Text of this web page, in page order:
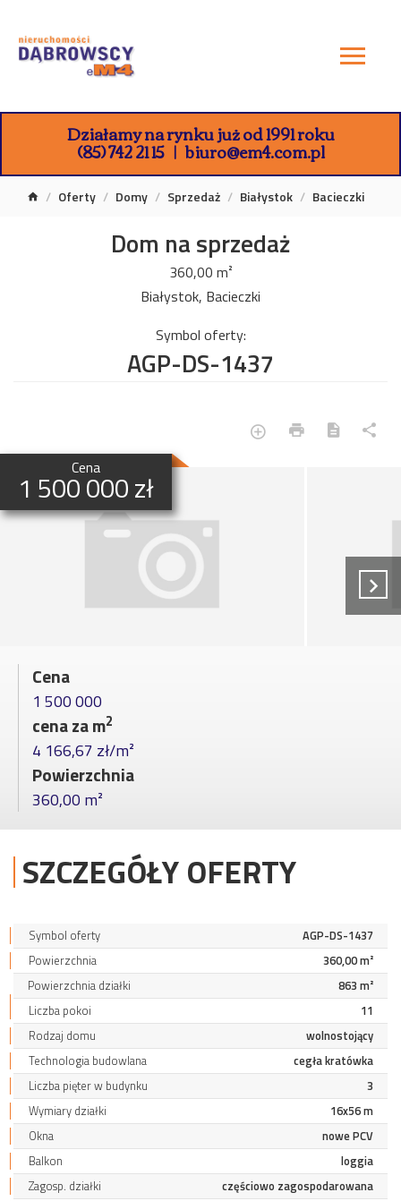
Działamy na rynku już od 1991 roku
(85) 742 21 15 biuro@em4.com.pl
Oferty Domy Sprzedaż Białystok Bacieczki
Dom na sprzedaż
360,00 m²
Białystok, Bacieczki
Symbol oferty:
AGP-DS-1437
Cena
1 500 000 zł
Cena
1 500 000
cena za m2
4 166,67 zł/m²
Powierzchnia
360,00 m²
SZCZEGÓŁY OFERTY
Symbol oferty
AGP-DS-1437
Powierzchnia
360,00 m²
Powierzchnia działki
863 m²
Liczba pokoi
11
Rodzaj domu
wolnostojący
Technologia budowlana
cegła kratówka
Liczba pięter w budynku
3
Wymiary działki
16x56 m
Okna
nowe PCV
Balkon
loggia
Zagosp. działki
częściowo zagospodarowana